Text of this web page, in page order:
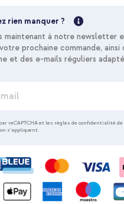
rien manquer ?
maintenant à notre newsletter
prochaine commande, ainsi
et des e-mails réguliers
reCAPTCHA et les règles de confidentialité de
s'appliquent.